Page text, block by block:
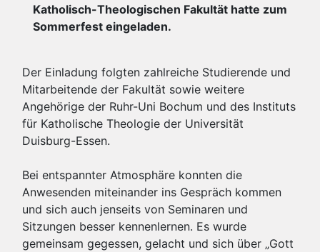
Katholisch-Theologischen Fakultät hatte zum
Sommerfest eingeladen.
Der Einladung folgten zahlreiche Studierende und
Mitarbeitende der Fakultät sowie weitere
Angehörige der Ruhr-Uni Bochum und des Instituts
für Katholische Theologie der Universität
Duisburg-Essen.
Bei entspannter Atmosphäre konnten die
Anwesenden miteinander ins Gespräch kommen
und sich auch jenseits von Seminaren und
Sitzungen besser kennenlernen. Es wurde
gemeinsam gegessen, gelacht und sich über „Gott